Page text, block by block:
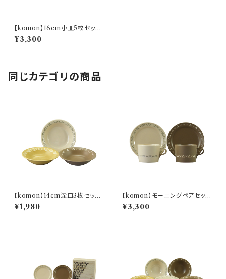
【komon】16cm小皿5枚セット
【YMK80】
¥3,300
同じカテゴリの商品
【komon】14cm深皿3枚セット
【YMK80】
¥1,980
【komon】モーニングペアセット
【YMK80】
¥3,300